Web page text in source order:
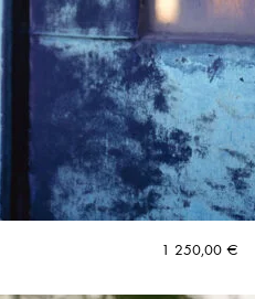
1 250,00 €